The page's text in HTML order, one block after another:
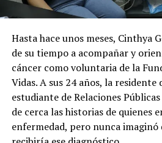
Hasta hace unos meses, Cinthya
de su tiempo a acompañar y
cáncer como voluntaria de la
Vidas. A sus 24 años, la residente
estudiante de Relaciones
de cerca las historias de quienes
enfermedad, pero nunca